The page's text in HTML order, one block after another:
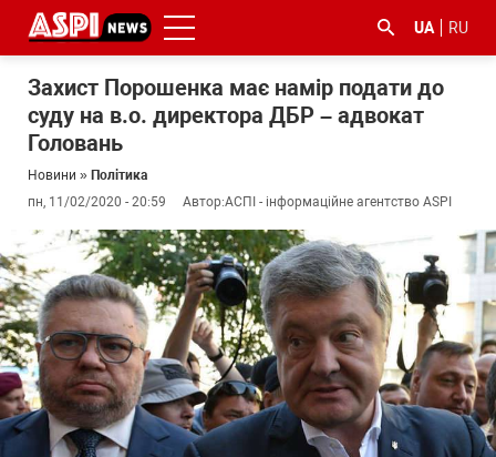
UA RU
Захист Порошенка має намір подати до
суду на в.о. директора ДБР – адвокат
Головань
Новини » Політика
пн, 11/02/2020 - 20:59
Автор:АСПІ - інформаційне агентство ASPI
#ООС
#боротьба
з
корупцією
#ДФС #Київ #коронавірус